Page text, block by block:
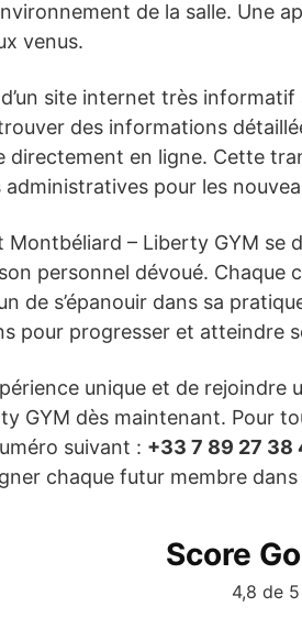
de la salle. Une
venus.
site internet très informatif
des informations
directement en ligne. Cette
pour les
Montbéliard – Liberty GYM se
personnel dévoué.
de s’épanouir dans sa
pour progresser et atteindre
unique et de rejoindre
GYM dès maintenant. Pour
suivant : +33 7 89 27 38
chaque futur membre
Score
4,8 de 5